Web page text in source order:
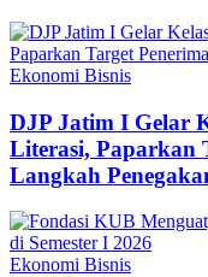
Ekonomi Bisnis
DJP Jatim I Gelar
Literasi, Paparkan
Langkah
Ekonomi Bisnis